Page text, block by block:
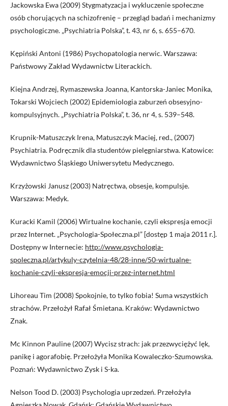
Jackowska Ewa (2009) Stygmatyzacja i wykluczenie społeczne
osób chorujących na schizofrenię – przegląd badań i mechanizmy
psychologiczne. „Psychiatria Polska”, t. 43, nr 6, s. 655–670.
Kępiński Antoni (1986) Psychopatologia nerwic. Warszawa:
Państwowy Zakład Wydawnictw Literackich.
Kiejna Andrzej, Rymaszewska Joanna, Kantorska-Janiec Monika,
Tokarski Wojciech (2002) Epidemiologia zaburzeń obsesyjno-
kompulsyjnych. „Psychiatria Polska”, t. 36, nr 4, s. 539–548.
Krupnik-Matuszczyk Irena, Matuszczyk Maciej, red., (2007)
Psychiatria. Podręcznik dla studentów pielęgniarstwa. Katowice:
Wydawnictwo Śląskiego Uniwersytetu Medycznego.
Krzyżowski Janusz (2003) Natręctwa, obsesje, kompulsje.
Warszawa: Medyk.
Kuracki Kamil (2006) Wirtualne kochanie, czyli ekspresja emocji
przez Internet. „Psychologia-Społeczna.pl” [dostęp 1 maja 2011 r.].
Dostępny w Internecie: http://www.psychologia-
spoleczna.pl/artykuly-czytelnia-48/28-inne/50-wirtualne-
kochanie-czyli-ekspresja-emocji-przez-internet.html
Lihoreau Tim (2008) Spokojnie, to tylko fobia! Suma wszystkich
strachów. Przełożył Rafał Śmietana. Kraków: Wydawnictwo
Znak.
Mc Kinnon Pauline (2007) Wycisz strach: jak przezwyciężyć lęk,
panikę i agorafobię. Przełożyła Monika Kowaleczko-Szumowska.
Poznań: Wydawnictwo Zysk i S-ka.
Nelson Tood D. (2003) Psychologia uprzedzeń. Przełożyła